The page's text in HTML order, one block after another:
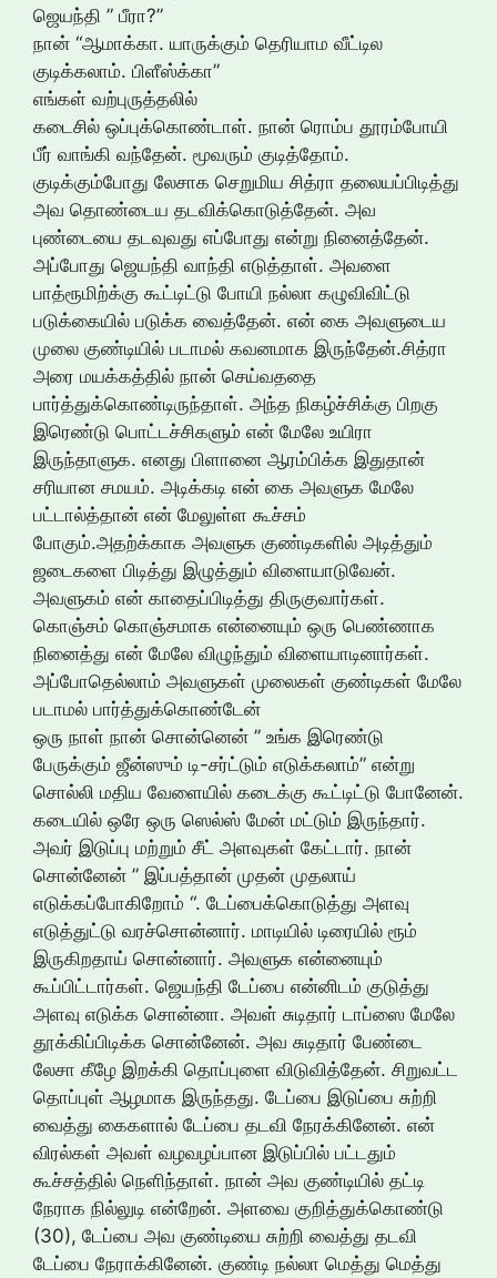
ஜெயந்தி ” பீரா?”
நான் “ஆமாக்கா. யாருக்கும் தெரியாம வீட்டில
குடிக்கலாம். பிளீஸ்க்கா”
எங்கள் வற்புருத்தலில்
கடைசில் ஒப்புக்கொண்டாள். நான் ரொம்ப தூரம்போயி
பீர் வாங்கி வந்தேன். மூவரும் குடித்தோம்.
குடிக்கும்போது லேசாக செறுமிய சித்ரா தலையப்பிடித்து
அவ தொண்டைய தடவிக்கொடுத்தேன். அவ
புண்டையை தடவுவது எப்போது என்று நினைத்தேன்.
அப்போது ஜெயந்தி வாந்தி எடுத்தாள். அவளை
பாத்ரூமிற்க்கு கூட்டிட்டு போயி நல்லா கழுவிவிட்டு
படுக்கையில் படுக்க வைத்தேன். என் கை அவளுடைய
முலை குண்டியில் படாமல் கவனமாக இருந்தேன்.சித்ரா
அரை மயக்கத்தில் நான் செய்வததை
பார்த்துக்கொண்டிருந்தாள். அந்த நிகழ்ச்சிக்கு பிறகு
இரெண்டு பொட்டச்சிகளும் என் மேலே உயிரா
இருந்தாளுக. எனது பிளானை ஆரம்பிக்க இதுதான்
சரியான சமயம். அடிக்கடி என் கை அவளுக மேலே
பட்டால்த்தான் என் மேலுள்ள கூச்சம்
போகும்.அதற்க்காக அவளுக குண்டிகளில் அடித்தும்
ஜடைகளை பிடித்து இழுத்தும் விளையாடுவேன்.
அவளுகம் என் காதைப்பிடித்து திருகுவார்கள்.
கொஞ்சம் கொஞ்சமாக என்னையும் ஒரு பெண்ணாக
நினைத்து என் மேலே விழுந்தும் விளையாடினார்கள்.
அப்போதெல்லாம் அவளுகள் முலைகள் குண்டிகள் மேலே
படாமல் பார்த்துக்கொண்டேன்
ஒரு நாள் நான் சொன்னென் ” உங்க இரெண்டு
பேருக்கும் ஜீன்ஸும் டி-சர்ட்டும் எடுக்கலாம்” என்று
சொல்லி மதிய வேளையில் கடைக்கு கூட்டிட்டு போனேன்.
கடையில் ஒரே ஒரு ஸெல்ஸ் மேன் மட்டும் இருந்தார்.
அவர் இடுப்பு மற்றும் சீட் அளவுகள் கேட்டார். நான்
சொன்னேன் ” இப்பத்தான் முதன் முதலாய்
எடுக்கப்போகிறோம் “. டேப்பைக்கொடுத்து அளவு
எடுத்துட்டு வரச்சொன்னார். மாடியில் டிரையில் ரூம்
இருகிறதாய் சொன்னார். அவளுக என்னையும்
கூப்பிட்டார்கள். ஜெயந்தி டேப்பை என்னிடம் குடுத்து
அளவு எடுக்க சொன்னா. அவள் சுடிதார் டாப்ஸை மேலே
தூக்கிப்பிடிக்க சொன்னேன். அவ சுடிதார் பேண்டை
லேசா கீழே இறக்கி தொப்புளை விடுவித்தேன். சிறுவட்ட
தொப்புள் ஆழமாக இருந்தது. டேப்பை இடுப்பை சுற்றி
வைத்து கைகளால் டேப்பை தடவி நேரக்கினேன். என்
விரல்கள் அவள் வழவழப்பான இடுப்பில் பட்டதும்
கூச்சத்தில் நெளிந்தாள். நான் அவ குண்டியில் தட்டி
நேராக நில்லுடி என்றேன். அளவை குறித்துக்கொண்டு
(30), டேப்பை அவ குண்டியை சுற்றி வைத்து தடவி
டேப்பை நேராக்கினேன். குண்டி நல்லா மெத்து மெத்து